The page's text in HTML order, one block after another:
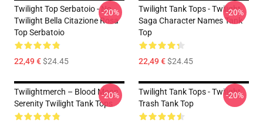
Twilight Top Serbatoio - No.
Twilight Bella Citazione Rosa
Top Serbatoio
22,49 €$24.45
-20%
Twilight Tank Tops - Twilight
Saga Character Names Tank
Top
22,49 €$24.45
-20%
Twilightmerch – Blood Moon
Serenity Twilight Tank Tops
-20%
Twilight Tank Tops - Twilight
Trash Tank Top
-20%